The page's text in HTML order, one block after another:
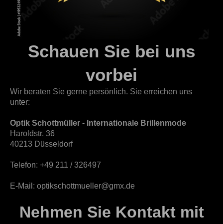
Schauen Sie bei uns
vorbei
Wir beraten Sie gerne persönlich. Sie erreichen uns
unter:
Optik Schottmüller - Internationale Brillenmode
Haroldstr. 36
40213 Düsseldorf
Telefon: +49 211 / 326497
E-Mail: optikschottmueller@gmx.de
Nehmen Sie Kontakt mit